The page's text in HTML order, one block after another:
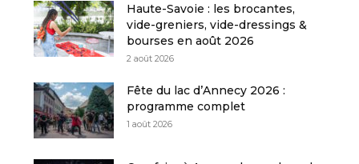
Haute-Savoie : les brocantes,
vide-greniers, vide-dressings &
bourses en août 2026
2 août 2026
Fête du lac d’Annecy 2026 :
programme complet
1 août 2026